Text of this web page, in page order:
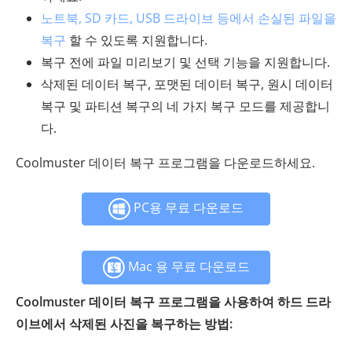
노트북, SD 카드, USB 드라이브 등에서 손실된 파일을
복구 할 수 있도록 지원합니다.
복구 전에 파일 미리보기 및 선택 기능을 지원합니다.
삭제된 데이터 복구, 포맷된 데이터 복구, 원시 데이터
복구 및 파티션 복구의 네 가지 복구 모드를 제공합니
다.
Coolmuster 데이터 복구 프로그램을 다운로드하세요.
PC용 무료 다운로드
Mac 용 무료 다운로드
Coolmuster 데이터 복구 프로그램을 사용하여 하드 드라
이브에서 삭제된 사진을 복구하는 방법: